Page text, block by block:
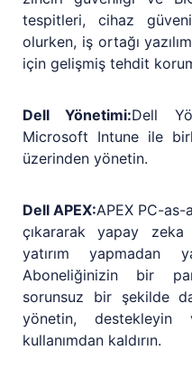
tespitleri, cihaz
olurken, iş ortağı
için gelişmiş tehdit
Dell Yönetimi:Dell
Microsoft Intune ile
üzerinden yönetin.
Dell APEX:APEX PC-as-
çıkararak yapay
yatırım yapmadan
Aboneliğinizin bir
sorunsuz bir şekilde
yönetin,
kullanımdan kaldırın.